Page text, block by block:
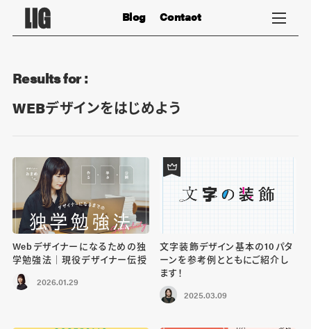
Contact
Blog
Results for :
WEBデザインをはじめよう
Webデザイナーになるための独
学勉強法｜現役デザイナー伝授
2026.01.29
文字装飾デザイン基本の10パタ
ーンを参考例とともにご紹介し
ます！
2025.03.09